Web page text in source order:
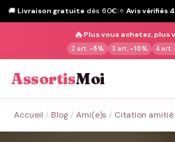
🚚 Livraison gratuite dès 60€|⭐ Avis vérifiés
🔥Plus vous achetez, plus
2 art. -5% 3 art. -10% 4 art.
AssortisMoi
Accueil / Blog / Ami(e)s / Citation amitié